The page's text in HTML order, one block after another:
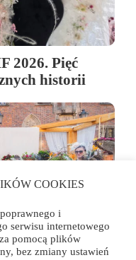
2026. Pięć
historii
COOKIES
i
serwisu internetowego
pomocą plików
bez zmiany ustawień